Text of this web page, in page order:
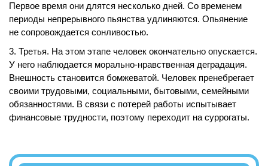
Первое время они длятся несколько дней. Со временем
периоды непрерывного пьянства удлиняются. Опьянение
не сопровождается сонливостью.
Третья. На этом этапе человек окончательно опускается.
У него наблюдается морально-нравственная деградация.
Внешность становится бомжеватой. Человек пренебрегает
своими трудовыми, социальными, бытовыми, семейными
обязанностями. В связи с потерей работы испытывает
финансовые трудности, поэтому переходит на суррогаты.